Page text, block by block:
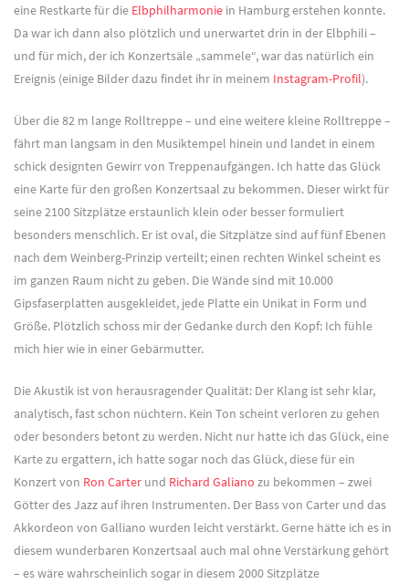
eine Restkarte für die Elbphilharmonie in Hamburg erstehen konnte.
Da war ich dann also plötzlich und unerwartet drin in der Elbphili –
und für mich, der ich Konzertsäle „sammele“, war das natürlich ein
Ereignis (einige Bilder dazu findet ihr in meinem Instagram-Profil).
Über die 82 m lange Rolltreppe – und eine weitere kleine Rolltreppe –
fährt man langsam in den Musiktempel hinein und landet in einem
schick designten Gewirr von Treppenaufgängen. Ich hatte das Glück
eine Karte für den großen Konzertsaal zu bekommen. Dieser wirkt für
seine 2100 Sitzplätze erstaunlich klein oder besser formuliert
besonders menschlich. Er ist oval, die Sitzplätze sind auf fünf Ebenen
nach dem Weinberg-Prinzip verteilt; einen rechten Winkel scheint es
im ganzen Raum nicht zu geben. Die Wände sind mit 10.000
Gipsfaserplatten ausgekleidet, jede Platte ein Unikat in Form und
Größe. Plötzlich schoss mir der Gedanke durch den Kopf: Ich fühle
mich hier wie in einer Gebärmutter.
Die Akustik ist von herausragender Qualität: Der Klang ist sehr klar,
analytisch, fast schon nüchtern. Kein Ton scheint verloren zu gehen
oder besonders betont zu werden. Nicht nur hatte ich das Glück, eine
Karte zu ergattern, ich hatte sogar noch das Glück, diese für ein
Konzert von Ron Carter und Richard Galiano zu bekommen – zwei
Götter des Jazz auf ihren Instrumenten. Der Bass von Carter und das
Akkordeon von Galliano wurden leicht verstärkt. Gerne hätte ich es in
diesem wunderbaren Konzertsaal auch mal ohne Verstärkung gehört
– es wäre wahrscheinlich sogar in diesem 2000 Sitzplätze